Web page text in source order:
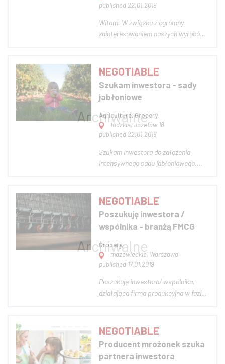
published 22.01.2019
Witam. W związku z ogromny
zainteresowaniem naszych wyrobów
lokalu produkcyjnego. Na początku
współpracy proponuje zwrot
miesięczny na poziomie 2000 zł po
upływie 4 miesięcy możemy zwi...
NEGOTIABLE
Szukam inwestora - sady
jabłoniowe
Agriculture, Grocery,
łódzkie, Józefów 18
published 22.01.2019
Szukam inwestora do założenia
intensywnego sadu jabłoniowego.
liczne dyplomy. Posiadam także
kontrakt z wypracowanym przez kilka
lat klientem. Jest to stabilny biznes,
który przyn...
NEGOTIABLE
Poszukuję inwestora /
wspólnika - branżą FMCG
Grocery,
mazowieckie, Warszawa
published 17.01.2019
Poszukuję inwestora/ wspólnika,
działająca firma produkcyjna w fazie
rozwoju i osiągnięcia
ponadprzeciętnych zysków.
Przyznane środki unijne na rozwój.
Oczekiwany kapitał ok 150 ty...
NEGOTIABLE
Producent mrożonek szuka
partnera inwestora